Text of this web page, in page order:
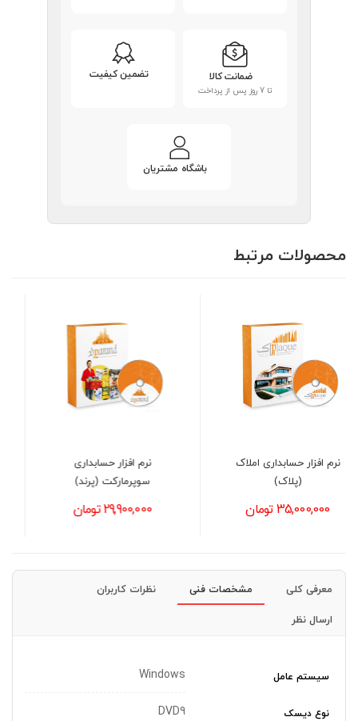
ضمانت کالا
تا 7 روز پس از پرداخت
تضمین کیفیت
باشگاه مشتریان
محصولات مرتبط
نرم افزار حسابداری
29,900,000 تومان
نرم افزار حسابداری
پرنس (حرفه ای)
29,900,000 تومان
معرفی کلی مشخصات فنی نظرات کاربران
ارسال نظر
سیستم عامل Windows
نوع دیسک DVD9